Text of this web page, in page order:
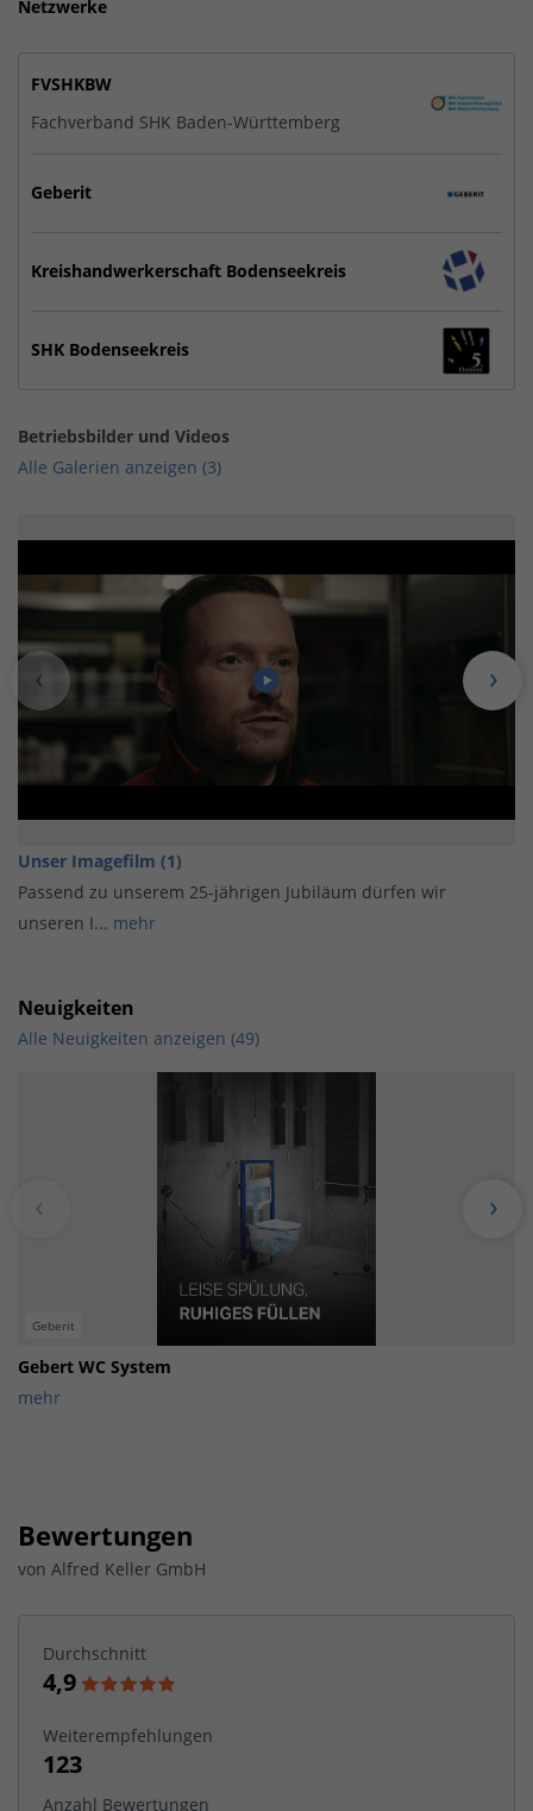
Netzwerke
FVSHKBW
Fachverband SHK Baden-Württemberg
Geberit
Kreishandwerkerschaft Bodenseekreis
SHK Bodenseekreis
Betriebsbilder und Videos
Alle Galerien anzeigen (3)
Unser Imagefilm (1)
Passend zu unserem 25-jährigen Jubiläum dürfen wir
unseren I... mehr
Neuigkeiten
Alle Neuigkeiten anzeigen (49)
Geberit
Gebert WC System
mehr
Bewertungen
von Alfred Keller GmbH
Durchschnitt
4,9
Weiterempfehlungen
123
Anzahl Bewertungen